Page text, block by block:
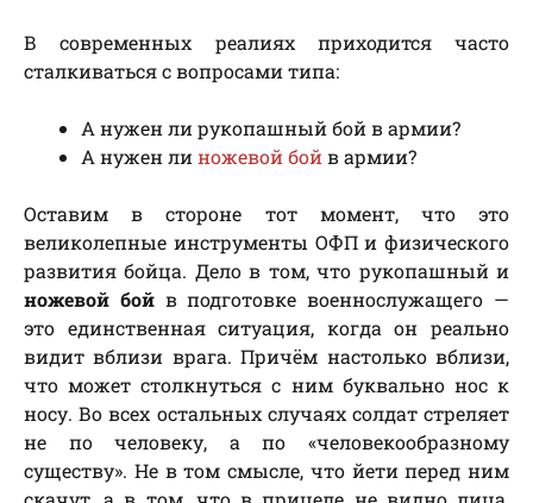
В современных реалиях приходится часто
сталкиваться с вопросами типа:
А нужен ли рукопашный бой в армии?
А нужен ли ножевой бой в армии?
Оставим в стороне тот момент, что это
великолепные инструменты ОФП и физического
развития бойца. Дело в том, что рукопашный и
ножевой бойв подготовке военнослужащего —
это единственная ситуация, когда он реально
видит вблизи врага. Причём настолько вблизи,
что может столкнуться с ним буквально нос к
носу. Во всех остальных случаях солдат стреляет
не по человеку, а по «человекообразному
существу». Не в том смысле, что йети перед ним